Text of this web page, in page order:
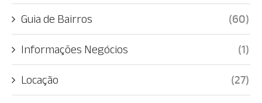
Guia de Bairros (60)
Informações Negócios (1)
Locação (27)